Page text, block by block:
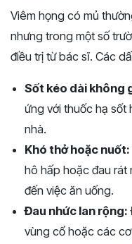
Viêm họng có mủ
nhưng trong một số
điều trị từ bác sĩ. Các
Sốt kéo dài không
ứng với thuốc hạ sốt
nhà.
Khó thở hoặc nuốt:
hô hấp hoặc đau rát
đến việc ăn uống.
Đau nhức lan rộng:
vùng cổ hoặc các